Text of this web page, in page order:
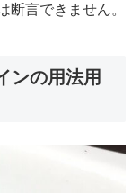
断言できません。
ンの用法用